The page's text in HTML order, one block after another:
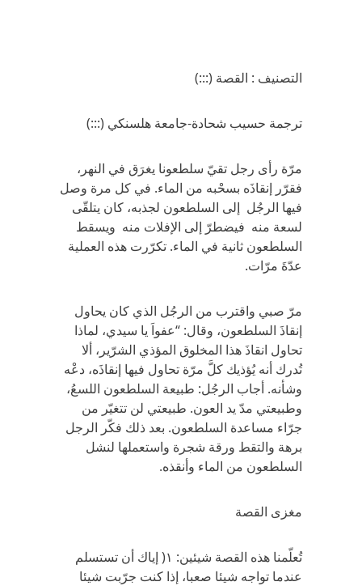
التصنيف : القصة (:::)
ترجمة حسيب شحادة-جامعة هلسنكي (:::)
مرّة رأى رجل تقيّ سلطعونا يغرَق في النهر،
فقرّر إنقاذَه بسحْبه من الماء. في كل مرة وصل
فيها الرجُل إلى السلطعون لجذبه، كان يتلقّى
لسعة منه فيضطرّ إلى الإفلات منه ويسقط
السلطعون ثانية في الماء. تكرّرت هذه العملية
عدّةَ مرّات.
مرّ صبي واقترب من الرجُل الذي كان يحاول
إنقاذَ السلطعون، وقال: “عفواَ يا سيدي، لماذا
تحاول انقاذَ هذا المخلوق المؤذي الشرّير، ألا
تُدرك أنه يُؤذيك كلَّ مرّة تحاول فيها إنقاذَه، دعْه
وشأنه. أجاب الرجُل: طبيعة السلطعون اللسعُ،
وطبيعتي مدّ يد العون. طبيعتي لن تتغيّر من
جرّاء مساعدة السلطعون. بعد ذلك فكّر الرجل
برهة والتقط ورقة شجرة واستعملها لنشل
السلطعون من الماء وأنقذه.
مغزى القصة
تُعلّمنا هذه القصة شيئين: ١( إياك أن تستسلم
عندما تواجه شيئا صعبا، إذا كنت جرّبت شيئا